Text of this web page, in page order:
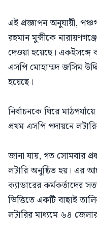
এই প্রজ্ঞাপন অনুযায়ী,
রহমান মুন্সীকে
দেওয়া হয়েছে। একইসঙ্গে
এসপি মোহাম্মদ জসিম
হয়েছে।
নির্বাচনকে ঘিরে
প্রথম এসপি পদায়নে
জানা যায়, গত সোমবার
লটারি অনুষ্ঠিত হয়। এর
ক্যাডারের কর্মকর্তাদের
ভিত্তিতে একটি বাছাই
লটারির মাধ্যমে ৬৪